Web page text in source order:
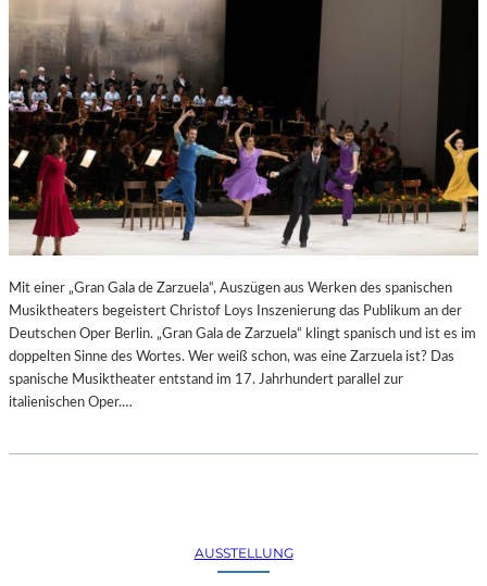
T
–
K
O
Z
E
K
–
Mit einer „Gran Gala de Zarzuela“, Auszügen aus Werken des spanischen
Musiktheaters begeistert Christof Loys Inszenierung das Publikum an der
Deutschen Oper Berlin. „Gran Gala de Zarzuela“ klingt spanisch und ist es im
doppelten Sinne des Wortes. Wer weiß schon, was eine Zarzuela ist? Das
spanische Musiktheater entstand im 17. Jahrhundert parallel zur
italienischen Oper.…
AUSSTELLUNG